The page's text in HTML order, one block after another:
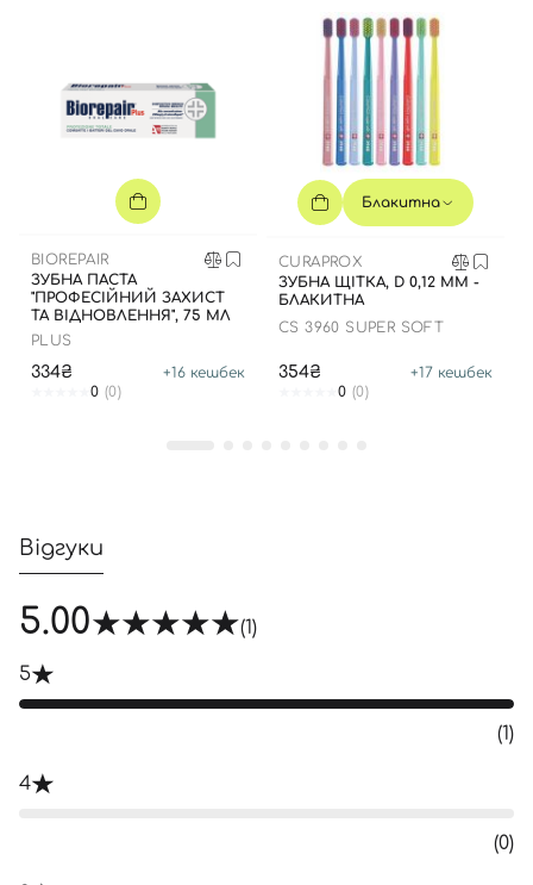
BIOREPAIR
ЗУБНА ПАСТА
"ПРОФЕСІЙНИЙ ЗАХИСТ
ТА ВІДНОВЛЕННЯ", 75 МЛ
PLUS
334₴ +16 кешбек
0 (0)
Блакитна
CURAPROX
ЗУБНА ЩІТКА, D 0,12 ММ -
БЛАКИТНА
CS 3960 SUPER SOFT
354₴ +17 кешбек
0 (0)
Відгуки
5.00 (1)
5
(1)
4
(0)